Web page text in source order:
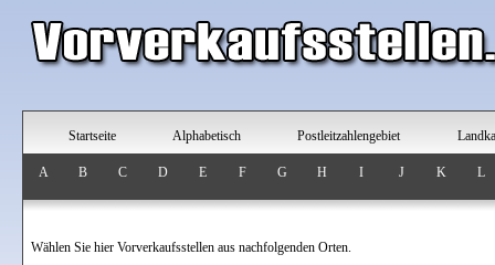
Startseite Alphabetisch Postleitzahlengebiet
A B C D E F G H I J K L
Wählen Sie hier Vorverkaufsstellen aus nachfolgenden Orten.